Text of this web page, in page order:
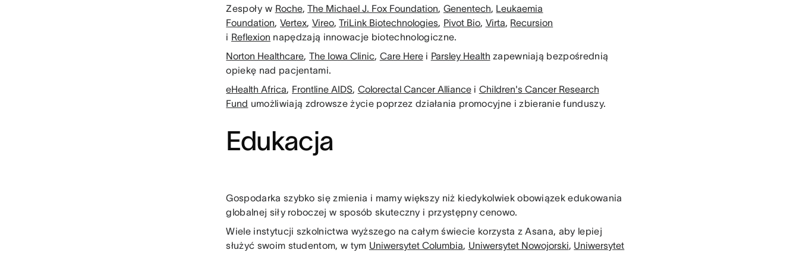
Zespoły w Roche,The Michael J. Fox Foundation, Genentech, Leukaemia
Foundation, Vertex, Vireo,TriLink Biotechnologies, Pivot Bio, Virta, Recursion
i Reflexion napędzają innowacje biotechnologiczne.
Norton Healthcare, The Iowa Clinic, Care Herei Parsley Health zapewniają bezpośrednią
opiekę nad pacjentami.
eHealth Africa, Frontline AIDS, Colorectal Cancer Alliancei Children's Cancer Research
Fund umożliwiają zdrowsze życie poprzez działania promocyjne i zbieranie funduszy.
Edukacja
Gospodarka szybko się zmienia i mamy większy niż kiedykolwiek obowiązek edukowania
globalnej siły roboczej w sposób skuteczny i przystępny cenowo.
Wiele instytucji szkolnictwa wyższego na całym świecie korzysta z Asana, aby lepiej
służyć swoim studentom, w tym Uniwersytet Columbia, Uniwersytet Nowojorski, Uniwersytet